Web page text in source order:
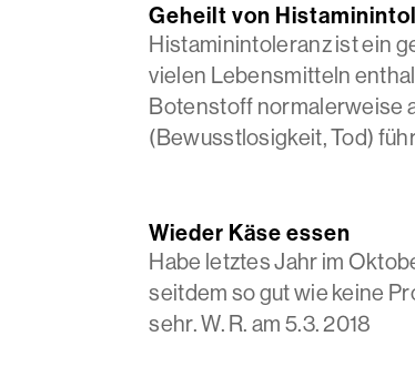
Geheilt von
Histaminintoleranz ist ein
vielen Lebensmitteln
Botenstoff normalerweise
(Bewusstlosigkeit, Tod)
Wieder Käse essen
Habe letztes Jahr im
seitdem so gut wie keine
sehr. W. R. am 5.3. 2018